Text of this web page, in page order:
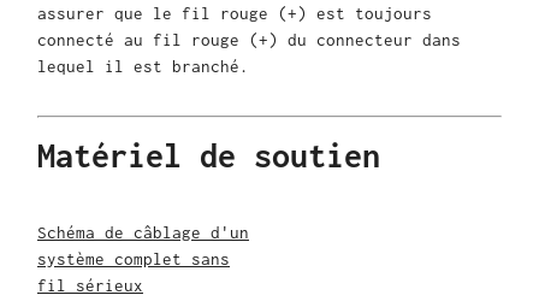
assurer que le fil rouge (+) est toujours
connecté au fil rouge (+) du connecteur dans
lequel il est branché.
Matériel de soutien
Schéma de câblage d'un
système complet sans
fil sérieux